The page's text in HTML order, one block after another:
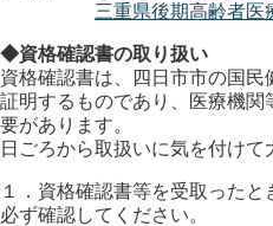
三重県後期高齢者医
◆資格確認書の取り扱い
資格確認書は、四日市市の国
証明するものであり、医療機
要があります。
日ごろから取扱いに気を付けて
１．資格確認書等を受取った
必ず確認してください。